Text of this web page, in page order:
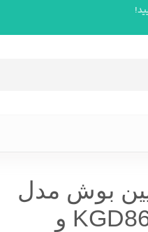
بوش مدل
KGD86AW304 و